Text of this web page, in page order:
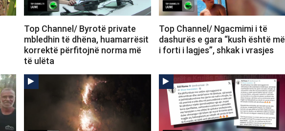
Top Channel/ Byrotë private
mbledhin të dhëna, huamarrësit
korrektë përfitojnë norma më
të ulëta
Top Channel/ Ngacmimi i të
dashurës e gara “kush është më
i forti i lagjes”, shkak i vrasjes